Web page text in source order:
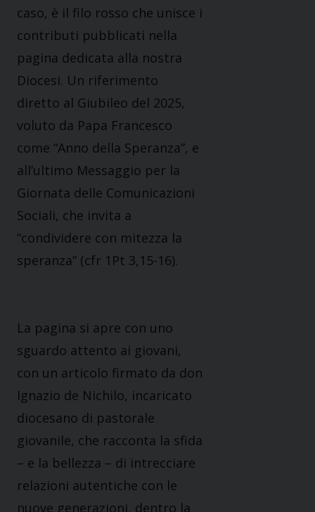
caso, è il filo rosso che unisce i
contributi pubblicati nella
pagina dedicata alla nostra
Diocesi. Un riferimento
diretto al Giubileo del 2025,
voluto da Papa Francesco
come “Anno della Speranza”, e
all’ultimo Messaggio per la
Giornata delle Comunicazioni
Sociali, che invita a
“condividere con mitezza la
speranza” (cfr 1Pt 3,15-16).
La pagina si apre con uno
sguardo attento ai giovani,
con un articolo firmato da don
Ignazio de Nichilo, incaricato
diocesano di pastorale
giovanile, che racconta la sfida
– e la bellezza – di intrecciare
relazioni autentiche con le
nuove generazioni, dentro la